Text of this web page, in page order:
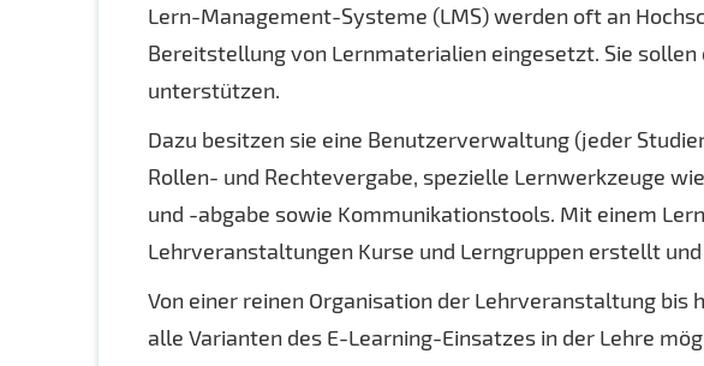
Lern-Management-Systeme (LMS) werden oft an
Bereitstellung von Lernmaterialien eingesetzt. Sie sollen
unterstützen.
Dazu besitzen sie eine Benutzerverwaltung (jeder
Rollen- und Rechtevergabe, spezielle Lernwerkzeuge
und -abgabe sowie Kommunikationstools. Mit einem
Lehrveranstaltungen Kurse und Lerngruppen erstellt
Von einer reinen Organisation der Lehrveranstaltung bis
alle Varianten des E-Learning-Einsatzes in der Lehre